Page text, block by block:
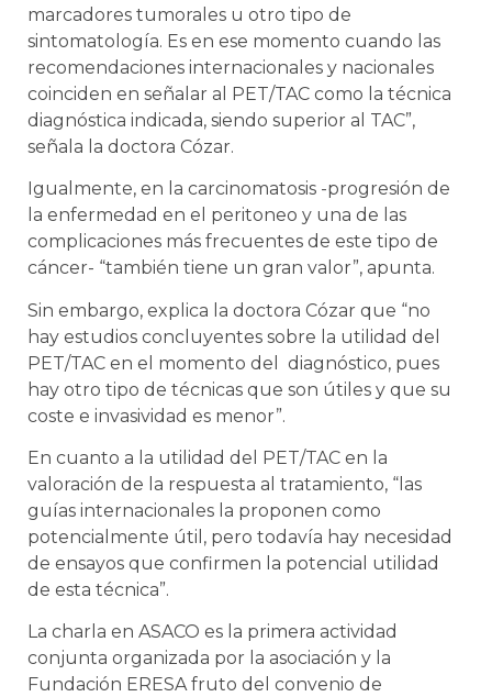
marcadores tumorales u otro tipo de
sintomatología. Es en ese momento cuando las
recomendaciones internacionales y nacionales
coinciden en señalar al PET/TAC como la técnica
diagnóstica indicada, siendo superior al TAC”,
señala la doctora Cózar.
Igualmente, en la carcinomatosis -progresión de
la enfermedad en el peritoneo y una de las
complicaciones más frecuentes de este tipo de
cáncer- “también tiene un gran valor”, apunta.
Sin embargo, explica la doctora Cózar que “no
hay estudios concluyentes sobre la utilidad del
PET/TAC en el momento del diagnóstico, pues
hay otro tipo de técnicas que son útiles y que su
coste e invasividad es menor”.
En cuanto a la utilidad del PET/TAC en la
valoración de la respuesta al tratamiento, “las
guías internacionales la proponen como
potencialmente útil, pero todavía hay necesidad
de ensayos que confirmen la potencial utilidad
de esta técnica”.
La charla en ASACO es la primera actividad
conjunta organizada por la asociación y la
Fundación ERESA fruto del convenio de